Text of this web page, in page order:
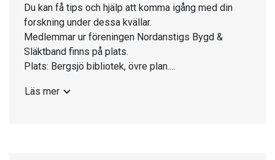
Du kan få tips och hjälp att komma igång med din
forskning under dessa kvällar.
Medlemmar ur föreningen Nordanstigs Bygd &
Släktband finns på plats.
Plats: Bergsjö bibliotek, övre plan.
Sista torsdagen varje månad i september, oktober
Läs mer